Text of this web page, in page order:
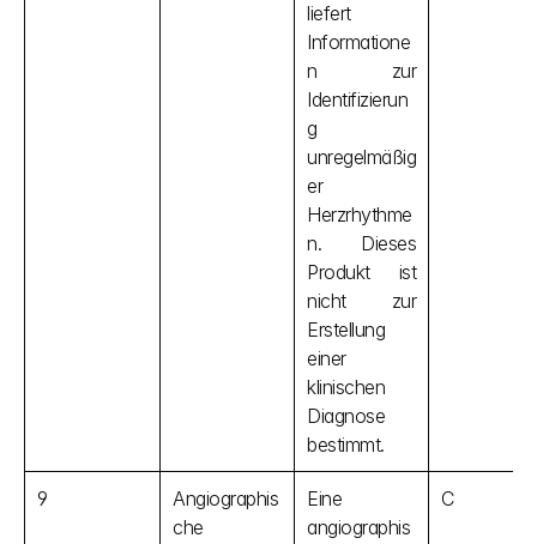
liefert
Informatione
n zur
Identifizierun
g
unregelmäßig
er
Herzrhythme
n. Dieses
Produkt ist
nicht zur
Erstellung
einer
klinischen
Diagnose
bestimmt.
9
Angiographis
che
Eine
angiographis
C